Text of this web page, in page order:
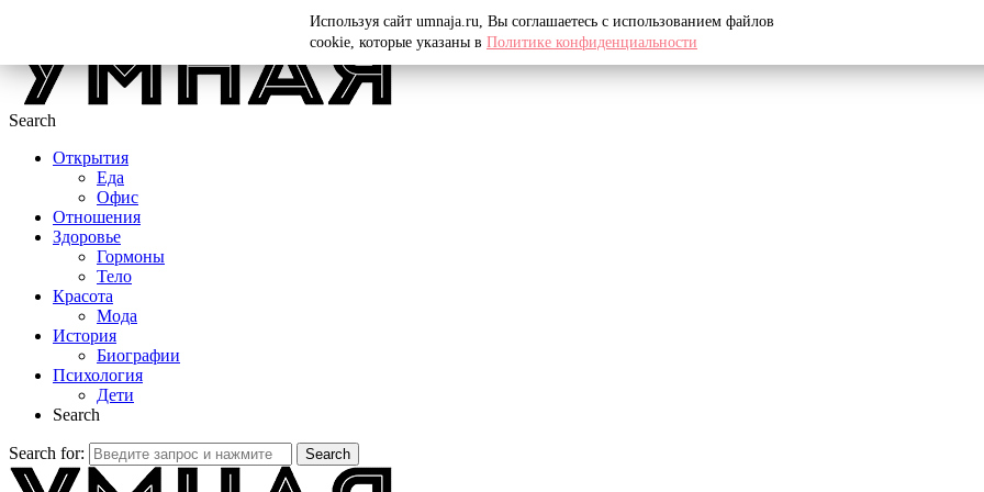
Search
Открытия
Еда
Офис
Отношения
Здоровье
Гормоны
Тело
Красота
Мода
История
Биографии
Психология
Дети
Search
Search for: Search
Используя сайт umnaja.ru, Вы соглашаетесь с использованием файлов
cookie, которые указаны в Политике конфиденциальности